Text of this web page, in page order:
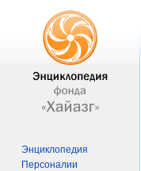
Энциклопедия
Персоналии